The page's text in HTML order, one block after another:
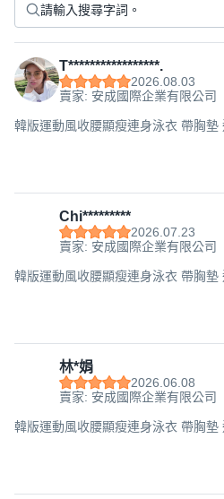
T*****************.
2026.08.03
賣家: 安成國際企業有限公司
韓版運動風收腰顯瘦連身泳衣 帶胸
Chi*********
2026.07.23
賣家: 安成國際企業有限公司
韓版運動風收腰顯瘦連身泳衣 帶胸
林*娟
2026.06.08
賣家: 安成國際企業有限公司
韓版運動風收腰顯瘦連身泳衣 帶胸